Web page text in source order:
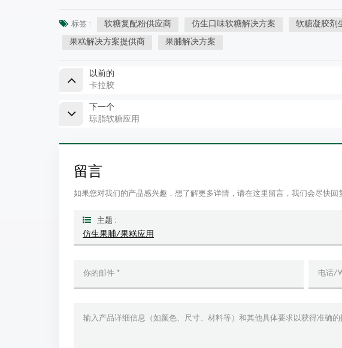
标签 : 软糖复配粉供应商 仿生口味软糖解决方案 软糖凝胶剂
果糕解决方案提供商 果脯解决方案
以前的
卡拉胶
下一个
琼脂软糖应用
留言
如果您对我们的产品感兴趣，想了解更多详情，请在这里留言，我们会尽快回
主题 :
仿生果脯/果糕应用